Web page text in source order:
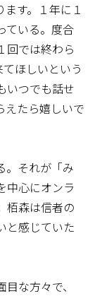
ます。１年に１
ている。度合
回では終わら
ほしいという
いつでも話せ
えたら嬉しいで
。それが「み
中心にオンラ
栢森は信者の
と感じていた
な方々で、